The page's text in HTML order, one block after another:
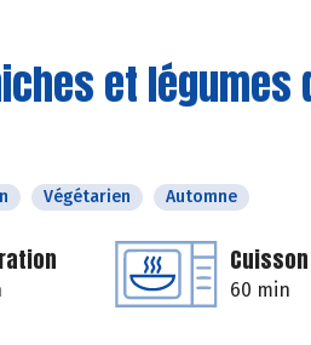
et légumes
Végétarien Automne
Cuisson
60 min